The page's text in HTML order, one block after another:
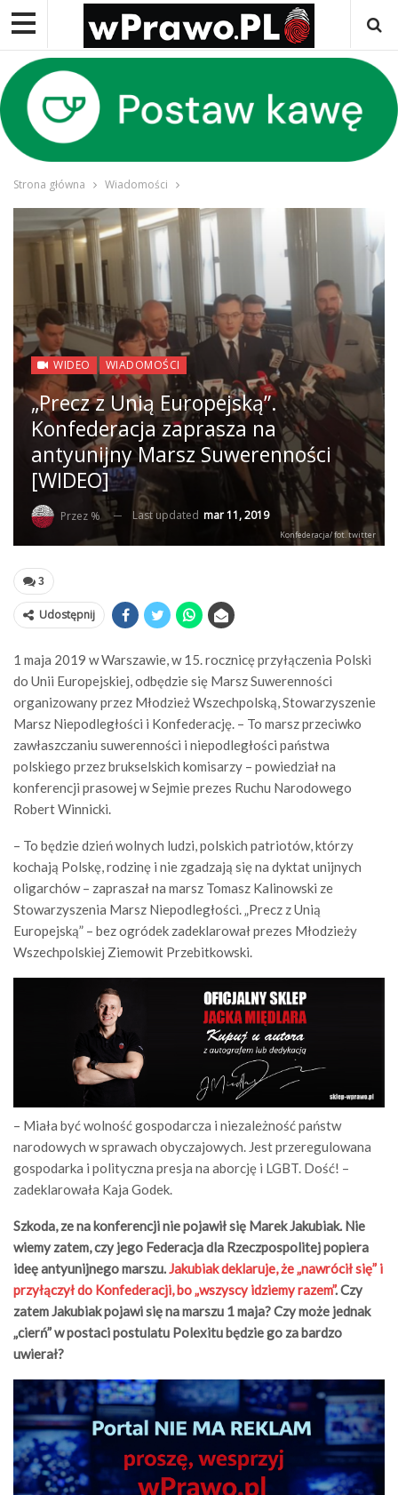
Strona główna Wiadomości
WIDEO WIADOMOŚCI
„Precz z Unią Europejską”.
Konfederacja zaprasza na
antyunijny Marsz Suwerenności
[WIDEO]
Przez % Last updated mar 11, 2019
Konfederacja/ fot. twitter
3
Udostępnij
1 maja 2019 w Warszawie, w 15. rocznicę przyłączenia Polski
do Unii Europejskiej, odbędzie się Marsz Suwerenności
organizowany przez Młodzież Wszechpolską, Stowarzyszenie
Marsz Niepodległości i Konfederację. – To marsz przeciwko
zawłaszczaniu suwerenności i niepodległości państwa
polskiego przez brukselskich komisarzy – powiedział na
konferencji prasowej w Sejmie prezes Ruchu Narodowego
Robert Winnicki.
– To będzie dzień wolnych ludzi, polskich patriotów, którzy
kochają Polskę, rodzinę i nie zgadzają się na dyktat unijnych
oligarchów – zapraszał na marsz Tomasz Kalinowski ze
Stowarzyszenia Marsz Niepodległości. „Precz z Unią
Europejską” – bez ogródek zadeklarował prezes Młodzieży
Wszechpolskiej Ziemowit Przebitkowski.
– Miała być wolność gospodarcza i niezależność państw
narodowych w sprawach obyczajowych. Jest przeregulowana
gospodarka i polityczna presja na aborcję i LGBT. Dość! –
zadeklarowała Kaja Godek.
Szkoda, ze na konferencji nie pojawił się Marek Jakubiak. Nie
wiemy zatem, czy jego Federacja dla Rzeczpospolitej popiera
ideę antyunijnego marszu.Jakubiak deklaruje, że „nawrócił się” i
przyłączył do Konfederacji, bo „wszyscy idziemy razem”. Czy
zatem Jakubiak pojawi się na marszu 1 maja? Czy może jednak
„cierń” w postaci postulatu Polexitu będzie go za bardzo
uwierał?